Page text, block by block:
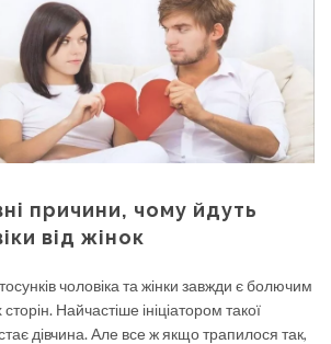
причини, чому йдуть
від жінок
чоловіка та жінки завжди є болючим
Найчастіше ініціатором такої
стає дівчина. Але все ж якщо трапилося так,